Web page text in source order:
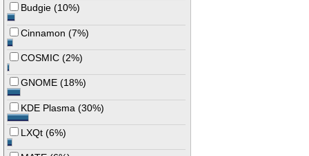
Budgie (10%)
Cinnamon (7%)
COSMIC (2%)
GNOME (18%)
KDE Plasma (30%)
LXQt (6%)